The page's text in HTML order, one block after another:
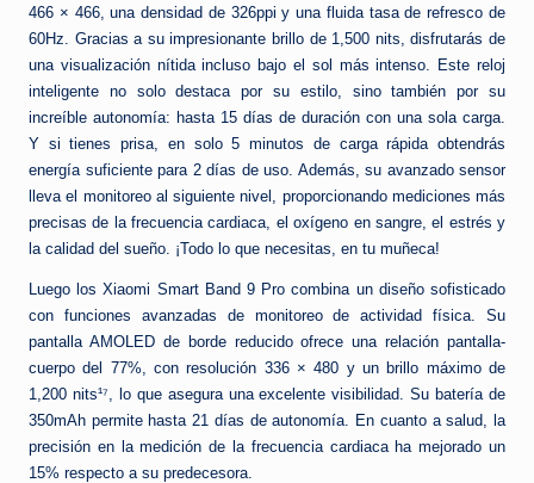
466 × 466, una densidad de 326ppi y una fluida tasa de refresco de
60Hz. Gracias a su impresionante brillo de 1,500 nits, disfrutarás de
una visualización nítida incluso bajo el sol más intenso. Este reloj
inteligente no solo destaca por su estilo, sino también por su
increíble autonomía: hasta 15 días de duración con una sola carga.
Y si tienes prisa, en solo 5 minutos de carga rápida obtendrás
energía suficiente para 2 días de uso. Además, su avanzado sensor
lleva el monitoreo al siguiente nivel, proporcionando mediciones más
precisas de la frecuencia cardiaca, el oxígeno en sangre, el estrés y
la calidad del sueño. ¡Todo lo que necesitas, en tu muñeca!
Luego los Xiaomi Smart Band 9 Pro combina un diseño sofisticado
con funciones avanzadas de monitoreo de actividad física. Su
pantalla AMOLED de borde reducido ofrece una relación pantalla-
cuerpo del 77%, con resolución 336 × 480 y un brillo máximo de
1,200 nits¹⁷, lo que asegura una excelente visibilidad. Su batería de
350mAh permite hasta 21 días de autonomía. En cuanto a salud, la
precisión en la medición de la frecuencia cardiaca ha mejorado un
15% respecto a su predecesora.